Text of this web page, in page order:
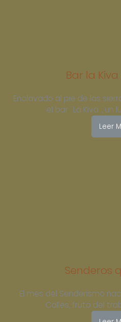
Bar la
Enclavado al pie de las
el bar ¨La Kiva¨, un
Leer
Senderos
El mes del Senderismo
Calles, fruto del